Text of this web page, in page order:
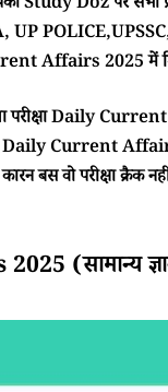
Affairs 2025 में
परीक्षा Daily
Daily Current
बस वो परीक्षा क्रैक
(सामान्य